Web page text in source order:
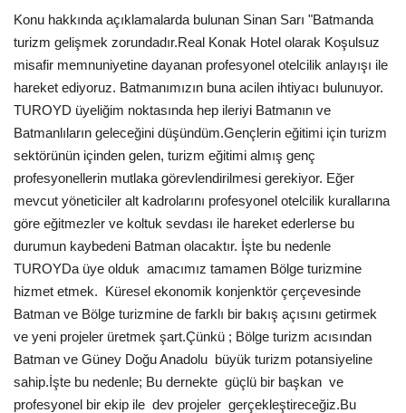
Haberler
Görüntülü
Araştırma - İnceleme
Lezzet Durakları
Röportajlar
Gezi - Yorum
Sizlerden Gelenler
Yorumlar
Video Tanıtım
Konu hakkında açıklamalarda bulunan Sinan Sarı "Batmanda
turizm gelişmek zorundadır.Real Konak Hotel olarak Koşulsuz
misafir memnuniyetine dayanan profesyonel otelcilik anlayışı ile
hareket ediyoruz. Batmanımızın buna acilen ihtiyacı bulunuyor.
TUROYD üyeliğim noktasında hep ileriyi Batmanın ve
Batmanlıların geleceğini düşündüm.Gençlerin eğitimi için turizm
sektörünün içinden gelen, turizm eğitimi almış genç
profesyonellerin mutlaka görevlendirilmesi gerekiyor. Eğer
mevcut yöneticiler alt kadrolarını profesyonel otelcilik kurallarına
göre eğitmezler ve koltuk sevdası ile hareket ederlerse bu
durumun kaybedeni Batman olacaktır. İşte bu nedenle
TUROYDa üye olduk amacımız tamamen Bölge turizmine
hizmet etmek. Küresel ekonomik konjenktör çerçevesinde
Batman ve Bölge turizmine de farklı bir bakış açısını getirmek
ve yeni projeler üretmek şart.Çünkü ; Bölge turizm acısından
Batman ve Güney Doğu Anadolu büyük turizm potansiyeline
sahip.İşte bu nedenle; Bu dernekte güçlü bir başkan ve
profesyonel bir ekip ile dev projeler gerçekleştireceğiz.Bu